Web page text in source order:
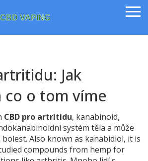
Jak
co o tom víme
CBD pro artritidu, kanabinoid,
systém těla a může
bolest. Also known as kanabidiol, it is
compounds from hemp for